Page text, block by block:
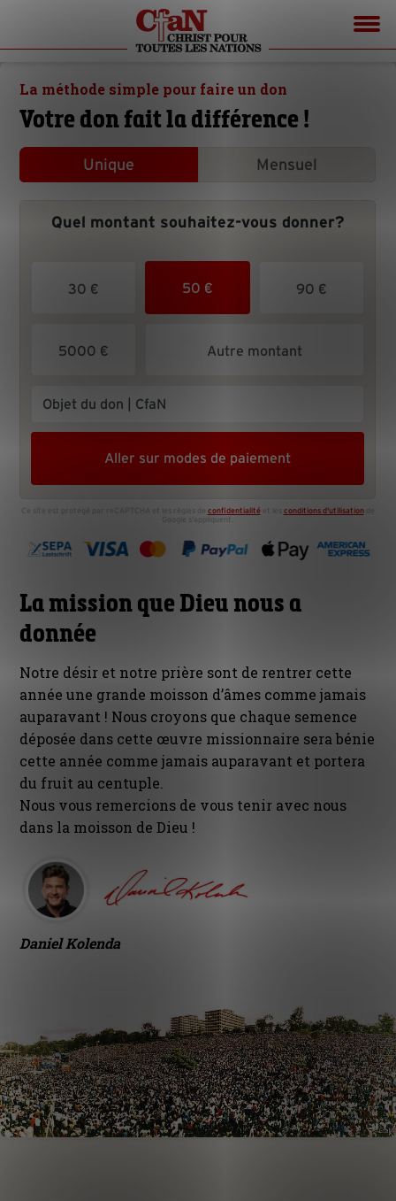
La méthode simple pour faire un don
Votre don fait la différence !
La mission que Dieu nous a
donnée
Notre désir et notre prière sont de rentrer cette
année une grande moisson d’âmes comme jamais
auparavant ! Nous croyons que chaque semence
déposée dans cette œuvre missionnaire sera bénie
cette année comme jamais auparavant et portera
du fruit au centuple.
Nous vous remercions de vous tenir avec nous
dans la moisson de Dieu !
Daniel Kolenda